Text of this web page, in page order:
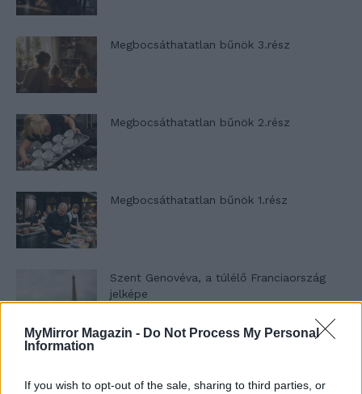
MyMirror Magazin - Do Not Process My Personal
Information
If you wish to opt-out of the sale, sharing to third parties, or
Megbocsáthatatlan bűnök 3.rész
Megbocsáthatatlan bűnök 2.rész
Megbocsáthatatlan bűnök 1.rész
Szent Genovéva, a túlélő Franciaország
jelképe